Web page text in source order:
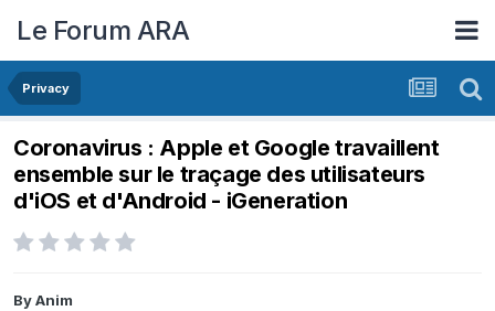
Le Forum ARA
Privacy
Coronavirus : Apple et Google travaillent
ensemble sur le traçage des utilisateurs
d'iOS et d'Android - iGeneration
ByAnim